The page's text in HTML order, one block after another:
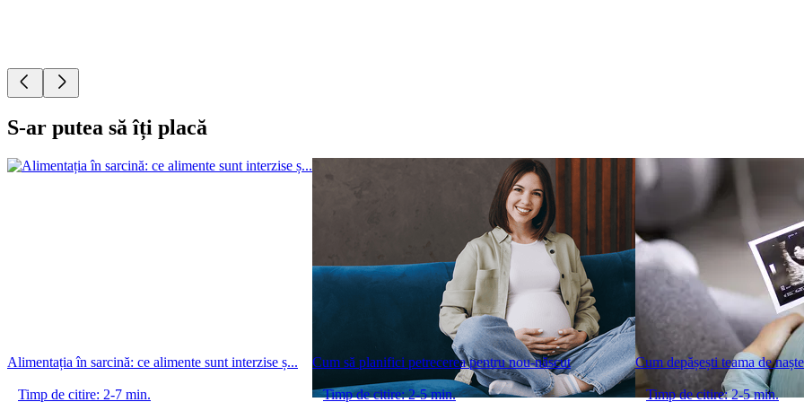
S-ar putea să îți placă
Alimentația în sarcină: ce alimente sunt interzise ș...
Timp de citire: 2-7 min.
Cum să planifici petrecerea pentru nou-născut
Timp de citire: 2-5 min.
Cum depășești teama de
Timp de citire: 2-5 min.